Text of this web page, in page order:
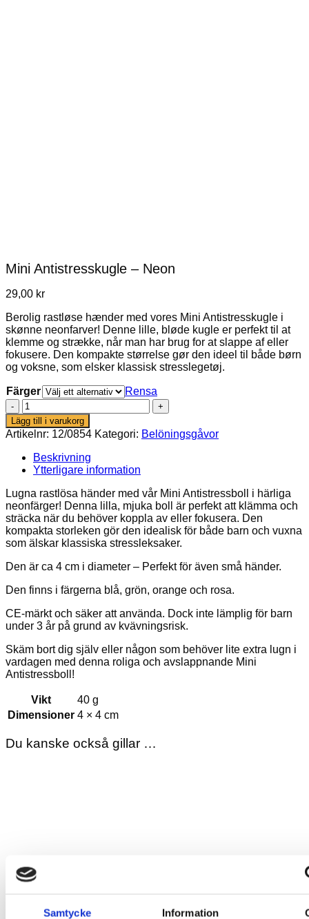
Samtycke Information
Mini Antistresskugle – Neon
29,00 kr
Berolig rastløse hænder med vores Mini Antistresskugle i
skønne neonfarver! Denne lille, bløde kugle er perfekt til at
klemme og strække, når man har brug for at slappe af eller
fokusere. Den kompakte størrelse gør den ideel til både børn
og voksne, som elsker klassisk stresslegetøj.
Färger
Rensa
Mini
Antistresskugle
–
Neon
mängd
Lägg till i varukorg
Artikelnr: 12/0854 Kategori: Belöningsgåvor
Beskrivning
Ytterligare information
Lugna rastlösa händer med vår Mini Antistressboll i härliga
neonfärger! Denna lilla, mjuka boll är perfekt att klämma och
sträcka när du behöver koppla av eller fokusera. Den
kompakta storleken gör den idealisk för både barn och vuxna
som älskar klassiska stressleksaker.
Den är ca 4 cm i diameter – Perfekt för även små händer.
Den finns i färgerna blå, grön, orange och rosa.
CE-märkt och säker att använda. Dock inte lämplig för barn
under 3 år på grund av kvävningsrisk.
Skäm bort dig själv eller någon som behöver lite extra lugn i
vardagen med denna roliga och avslappnande Mini
Antistressboll!
Vikt
40 g
Dimensioner 4 × 4 cm
Du kanske också gillar …